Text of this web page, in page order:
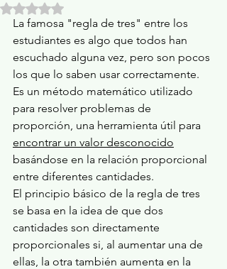
Obtuvo NaN de 5 estrellas.
La famosa "regla de tres" entre los
estudiantes es algo que todos han
escuchado alguna vez, pero son pocos
los que lo saben usar correctamente.
Es un método matemático utilizado
para resolver problemas de
proporción, una herramienta útil para
encontrar un valor desconocido
basándose en la relación proporcional
entre diferentes cantidades.
El principio básico de la regla de tres
se basa en la idea de que dos
cantidades son directamente
proporcionales si, al aumentar una de
ellas, la otra también aumenta en la